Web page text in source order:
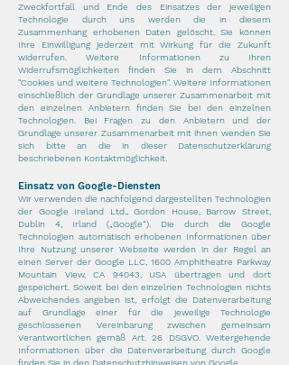
Zweckfortfall und Ende des Einsatzes der jeweiligen
Technologie durch uns werden die in diesem
Zusammenhang erhobenen Daten gelöscht. Sie können
Ihre Einwilligung jederzeit mit Wirkung für die Zukunft
widerrufen. Weitere Informationen zu Ihren
Widerrufsmöglichkeiten finden Sie in dem Abschnitt
"Cookies und weitere Technologien". Weitere Informationen
einschließlich der Grundlage unserer Zusammenarbeit mit
den einzelnen Anbietern finden Sie bei den einzelnen
Technologien. Bei Fragen zu den Anbietern und der
Grundlage unserer Zusammenarbeit mit ihnen wenden Sie
sich bitte an die in dieser Datenschutzerklärung
beschriebenen Kontaktmöglichkeit.
Einsatz von Google-Diensten
Wir verwenden die nachfolgend dargestellten Technologien
der Google Ireland Ltd., Gordon House, Barrow Street,
Dublin 4, Irland („Google“). Die durch die Google
Technologien automatisch erhobenen Informationen über
Ihre Nutzung unserer Webseite werden in der Regel an
einen Server der Google LLC, 1600 Amphitheatre Parkway
Mountain View, CA 94043, USA übertragen und dort
gespeichert. Soweit bei den einzelnen Technologien nichts
Abweichendes angeben ist, erfolgt die Datenverarbeitung
auf Grundlage einer für die jeweilige Technologie
geschlossenen Vereinbarung zwischen gemeinsam
Verantwortlichen gemäß Art. 26 DSGVO. Weitergehende
Informationen über die Datenverarbeitung durch Google
finden Sie in den Datenschutzhinweisen von Google